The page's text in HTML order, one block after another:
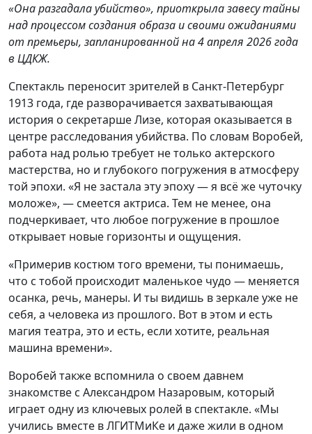
«Она разгадала убийство», приоткрыла завесу тайны
над процессом создания образа и своими ожиданиями
от премьеры, запланированной на 4 апреля 2026 года
в ЦДКЖ.
Спектакль переносит зрителей в Санкт-Петербург
1913 года, где разворачивается захватывающая
история о секретарше Лизе, которая оказывается в
центре расследования убийства. По словам Воробей,
работа над ролью требует не только актерского
мастерства, но и глубокого погружения в атмосферу
той эпохи. «Я не застала эту эпоху — я всё же чуточку
моложе», — смеется актриса. Тем не менее, она
подчеркивает, что любое погружение в прошлое
открывает новые горизонты и ощущения.
«Примерив костюм того времени, ты понимаешь,
что с тобой происходит маленькое чудо — меняется
осанка, речь, манеры. И ты видишь в зеркале уже не
себя, а человека из прошлого. Вот в этом и есть
магия театра, это и есть, если хотите, реальная
машина времени».
Воробей также вспомнила о своем давнем
знакомстве с Александром Назаровым, который
играет одну из ключевых ролей в спектакле. «Мы
учились вместе в ЛГИТМиКе и даже жили в одном